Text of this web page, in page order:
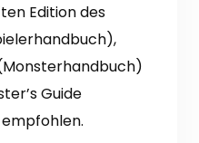
Edition des
Guide